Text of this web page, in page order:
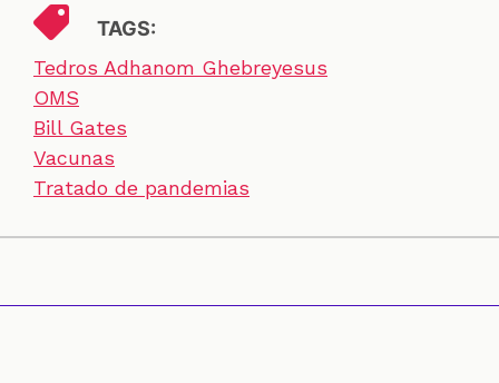
TAGS:
Tedros Adhanom Ghebreyesus
OMS
Bill Gates
Vacunas
Tratado de pandemias